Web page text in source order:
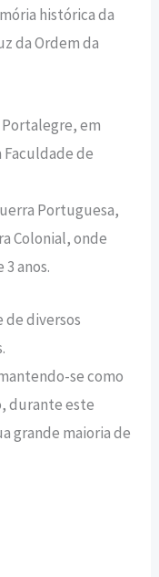
histórica da
da Ordem da
Portalegre, em
Faculdade de
Portuguesa,
Colonial, onde
anos.
de diversos
se como
durante este
grande maioria de